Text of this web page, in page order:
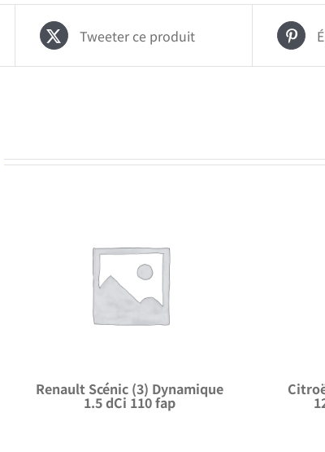
Tweeter ce produit
Renault Scénic (3) Dynamique
1.5 dCi 110 fap